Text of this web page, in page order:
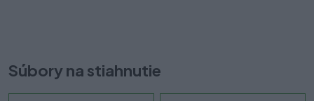
Súbory na stiahnutie